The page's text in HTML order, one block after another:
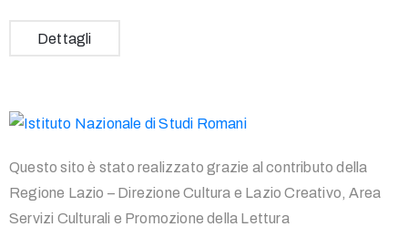
Dettagli
Questo sito è stato realizzato grazie al contributo della
Regione Lazio – Direzione Cultura e Lazio Creativo, Area
Servizi Culturali e Promozione della Lettura